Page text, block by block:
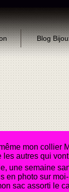
Blog
mon collier
les autres qui
une semaine
en photo sur
sac assorti le